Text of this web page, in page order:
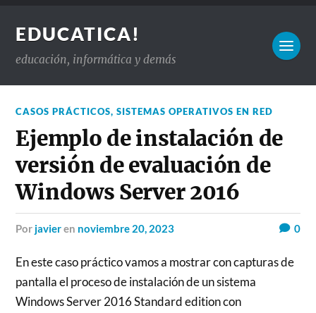
EDUCATICA!
educación, informática y demás
CASOS PRÁCTICOS,SISTEMAS OPERATIVOS EN RED
Ejemplo de instalación de
versión de evaluación de
Windows Server 2016
por javieren noviembre 20, 2023 0
En este caso práctico vamos a mostrar con capturas de
pantalla el proceso de instalación de un sistema
Windows Server 2016 Standard edition con